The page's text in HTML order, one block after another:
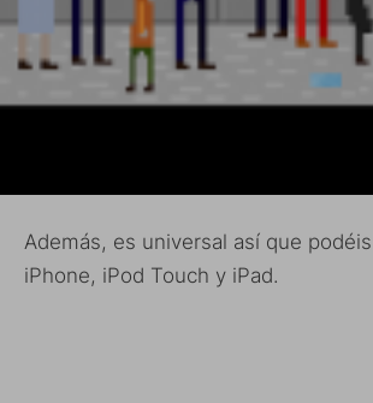
Además, es universal así que
iPhone, iPod Touch y iPad.